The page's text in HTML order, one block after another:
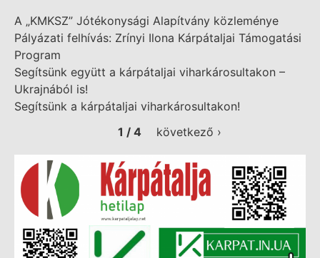
A „KMKSZ” Jótékonysági Alapítvány közleménye
Pályázati felhívás: Zrínyi Ilona Kárpátaljai Támogatási
Program
Segítsünk együtt a kárpátaljai viharkárosultakon –
Ukrajnából is!
Segítsünk a kárpátaljai viharkárosultakon!
1 / 4
következő ›